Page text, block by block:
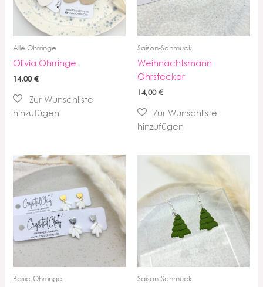
Alle Ohrringe
Olivia Ohrringe
14,00€
Saison-Schmuck
Weihnachtsmann
Ohrstecker
14,00€
Basic-Ohrringe Saison-Schmuck